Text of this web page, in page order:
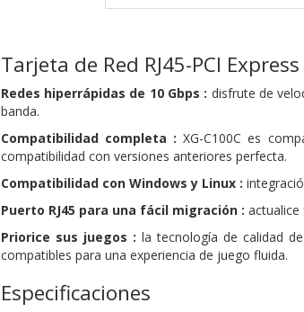
Tarjeta de Red RJ45-PCI
Redes hiperrápidas de 10 Gbps : disfrute de
banda.
Compatibilidad completa : XG-C100C es
compatibilidad con versiones anteriores perfecta.
Compatibilidad con Windows y Linux :
Puerto RJ45 para una fácil migración : actualice
Priorice sus juegos : la tecnología de calidad
compatibles para una experiencia de juego fluida.
Especificaciones